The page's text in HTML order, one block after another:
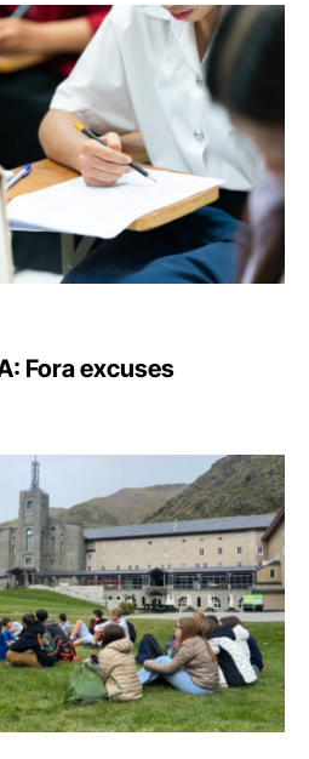
Fora excuses